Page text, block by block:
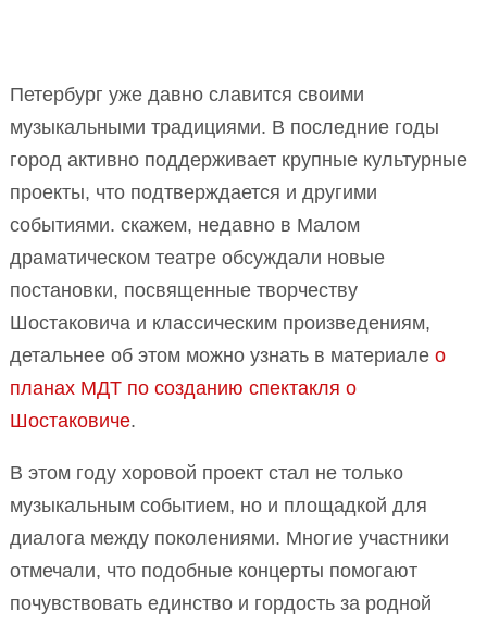
Петербург уже давно славится своими
музыкальными традициями. В последние годы
город активно поддерживает крупные культурные
проекты, что подтверждается и другими
событиями. скажем, недавно в Малом
драматическом театре обсуждали новые
постановки, посвященные творчеству
Шостаковича и классическим произведениям,
детальнее об этом можно узнать в материале о
планах МДТ по созданию спектакля о
Шостаковиче.
В этом году хоровой проект стал не только
музыкальным событием, но и площадкой для
диалога между поколениями. Многие участники
отмечали, что подобные концерты помогают
почувствовать единство и гордость за родной